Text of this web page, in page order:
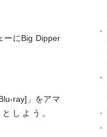
ーにBig Dipper
ray]」をアマ
としよう。